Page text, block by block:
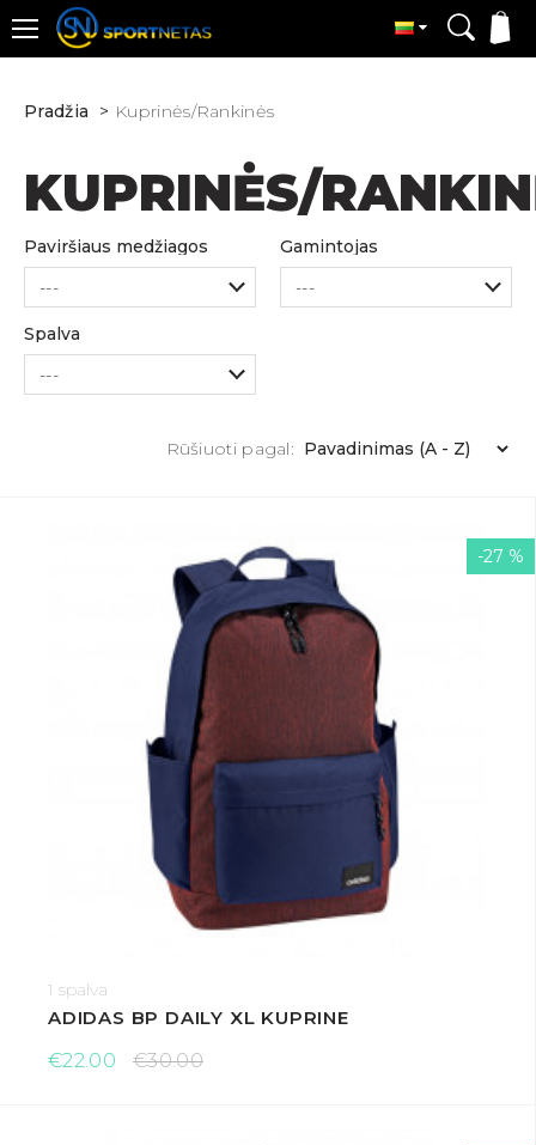
Pradžia Kuprinės/Rankinės
KUPRINĖS/
Paviršiaus medžiagos Gamintojas
Spalva
Rūšiuoti pagal:
1 spalva
ADIDAS BP DAILY XL KUPRINE
€22.00
€30.00
-27 %